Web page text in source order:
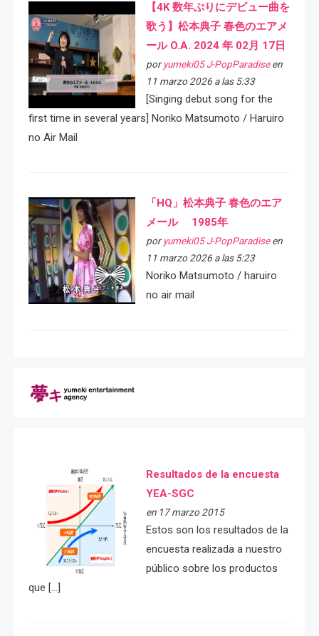
【4K 数年ぶりにデビュー曲を
歌う】松本典子 春色のエアメ
ール O.A. 2024 年 02月 17日
por yumeki05 J-PopParadiseen
11 marzo 2026 a las 5:33
[Singing debut song for the
first time in several years] Noriko Matsumoto / Haruiro
no Air Mail
「HQ」松本典子 春色のエア
メール 1985年
por yumeki05 J-PopParadiseen
11 marzo 2026 a las 5:23
Noriko Matsumoto / haruiro
no air mail
Resultados de la encuesta
YEA-SGC
en 17 marzo 2015
Estos son los resultados de la
encuesta realizada a nuestro
público sobre los productos
que […]